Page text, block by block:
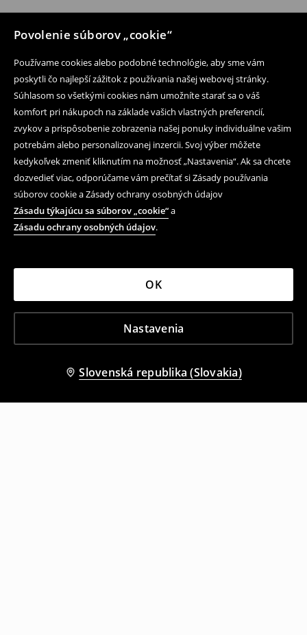
Povolenie súborov „cookie“
Používame cookies alebo podobné technológie, aby sme vám
poskytli čo najlepší zážitok z používania našej webovej stránky.
Súhlasom so všetkými cookies nám umožníte starať sa o váš
komfort pri nákupoch na základe vašich vlastných preferencií,
zvykov a prispôsobenie zobrazenia našej ponuky individuálne vašim
potrebám alebo personalizovanej inzercii. Svoj výber môžete
kedykoľvek zmeniť kliknutím na možnosť „Nastavenia“. Ak sa chcete
dozvedieť viac, odporúčame vám prečítať si Zásady používania
súborov cookie a Zásady ochrany osobných údajov
Zásadu týkajúcu sa súborov „cookie“a
Zásadu ochrany osobných údajov.
Nastavenia
OK
Slovenská republika (Slovakia)